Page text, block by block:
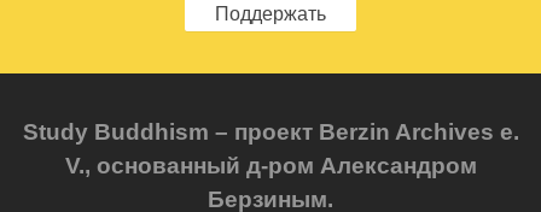
Поддержать
Study Buddhism – проект Berzin Archives e.
V., основанный д-ром Александром
Берзиным.